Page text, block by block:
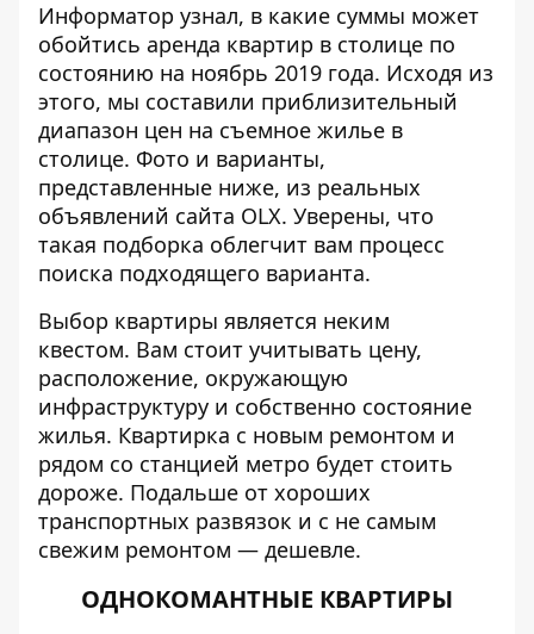
Информатор узнал, в какие суммы может
обойтись аренда квартир в столице по
состоянию на ноябрь 2019 года. Исходя из
этого, мы составили приблизительный
диапазон цен на съемное жилье в
столице. Фото и варианты,
представленные ниже, из реальных
объявлений сайта OLX. Уверены, что
такая подборка облегчит вам процесс
поиска подходящего варианта.
Выбор квартиры является неким
квестом. Вам стоит учитывать цену,
расположение, окружающую
инфраструктуру и собственно состояние
жилья. Квартирка с новым ремонтом и
рядом со станцией метро будет стоить
дороже. Подальше от хороших
транспортных развязок и с не самым
свежим ремонтом — дешевле.
ОДНОКОМАНТНЫЕ КВАРТИРЫ